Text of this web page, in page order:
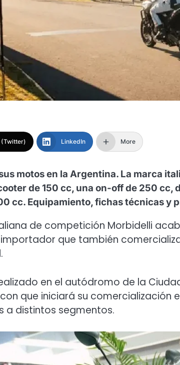
(Twitter) LinkedIn More
motos en la Argentina. La marca
de 150 cc, una on-off de 250 cc,
cc. Equipamiento, fichas técnicas y
de competición Morbidelli
importador que también
en el autódromo de la
con que iniciará su
a distintos segmentos.